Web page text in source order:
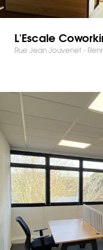
L'Escale
Rue Jean Jouvenet -